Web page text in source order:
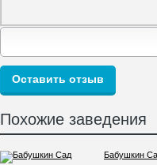
Похожие заведения
Бабушкин